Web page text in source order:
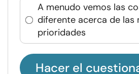
A menudo vemos las
diferente acerca de las
prioridades
Hacer el